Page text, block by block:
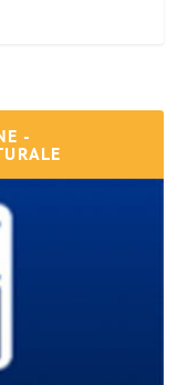
-